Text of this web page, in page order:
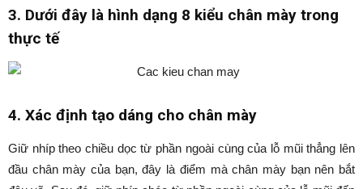
3. Dưới đây là hình dạng 8 kiểu chân mày trong
thực tế
4. Xác định tạo dáng cho chân mày
Giữ nhíp theo chiều dọc từ phần ngoài cùng của lỗ mũi thẳng lên
đầu chân mày của bạn, đây là điểm mà chân mày bạn nên bắt